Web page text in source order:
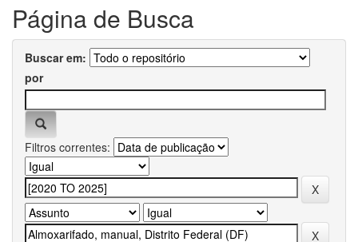
Página de Busca
Buscar em:
por
Filtros correntes: